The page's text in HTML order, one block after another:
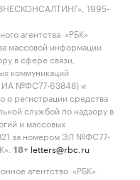
1995-
агентства «РБК»
массовой информации
в сфере связи,
коммуникаций
ИА №ФС77-63848) и
о регистрации средства
службой по надзору в
и массовых
за номером ЭЛ №ФС77-
18+ letters@rbc.ru
агентство «РБК».